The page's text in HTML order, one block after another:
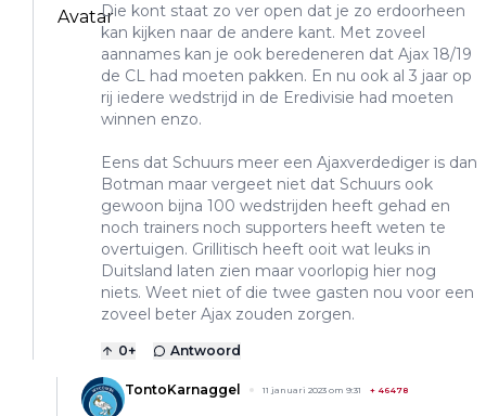
Die kont staat zo ver open dat je zo erdoorheen
kan kijken naar de andere kant. Met zoveel
aannames kan je ook beredeneren dat Ajax 18/19
de CL had moeten pakken. En nu ook al 3 jaar op
rij iedere wedstrijd in de Eredivisie had moeten
winnen enzo.
Eens dat Schuurs meer een Ajaxverdediger is dan
Botman maar vergeet niet dat Schuurs ook
gewoon bijna 100 wedstrijden heeft gehad en
noch trainers noch supporters heeft weten te
overtuigen. Grillitisch heeft ooit wat leuks in
Duitsland laten zien maar voorlopig hier nog
niets. Weet niet of die twee gasten nou voor een
zoveel beter Ajax zouden zorgen.
0+ Antwoord
TontoKarnaggel 11 januari 2023 om 9:31 + 46478